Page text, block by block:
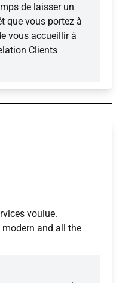
de laisser un
que vous portez à
vous accueillir à
Clients
voulue.
modern and all the